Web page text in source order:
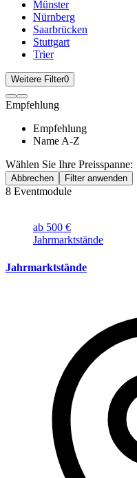
Münster
Nürnberg
Saarbrücken
Stuttgart
Trier
Weitere Filter0
Empfehlung
Empfehlung
Name A-Z
Wählen Sie Ihre Preisspanne:
Abbrechen Filter anwenden
8 Eventmodule
ab 500 €
Jahrmarktstände
Jahrmarktstände